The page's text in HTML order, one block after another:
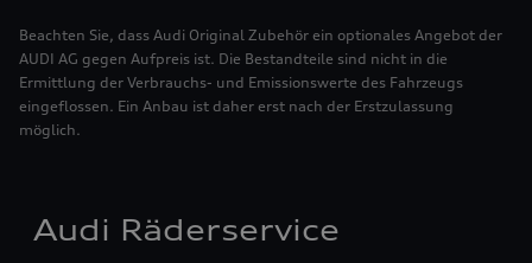
Beachten Sie, dass Audi Original Zubehör ein optionales Angebot der
AUDI AG gegen Aufpreis ist. Die Bestandteile sind nicht in die
Ermittlung der Verbrauchs- und Emissionswerte des Fahrzeugs
eingeflossen. Ein Anbau ist daher erst nach der Erstzulassung
möglich.
Audi Räderservice